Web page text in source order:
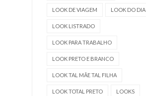
LOOK DE VIAGEM LOOK DO DIA
LOOK LISTRADO
LOOK PARA TRABALHO
LOOK PRETO E BRANCO
LOOK TAL MÃE TAL FILHA
LOOK TOTAL PRETO LOOKS